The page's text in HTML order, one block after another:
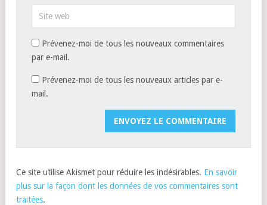
Prévenez-moi de tous les nouveaux commentaires
par e-mail.
Prévenez-moi de tous les nouveaux articles par e-
mail.
Ce site utilise Akismet pour réduire les indésirables. En savoir
plus sur la façon dont les données de vos commentaires sont
traitées.